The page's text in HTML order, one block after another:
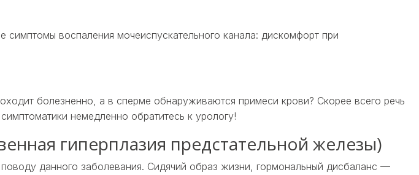
воспаления мочеиспускательного канала: дискомфорт при
болезненно, а в сперме обнаруживаются примеси крови? Скорее всего речь
немедленно обратитесь к урологу!
гиперплазия предстательной железы)
данного заболевания. Сидячий образ жизни, гормональный дисбаланс —